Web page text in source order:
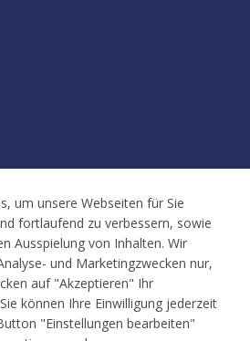
um unsere Webseiten für Sie
fortlaufend zu verbessern, sowie
Ausspielung von Inhalten. Wir
und Marketingzwecken nur,
auf "Akzeptieren" Ihr
können Ihre Einwilligung jederzeit
"Einstellungen bearbeiten"